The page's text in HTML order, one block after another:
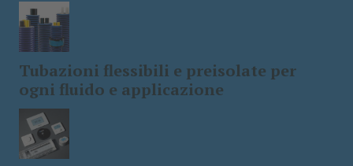
Tubazioni flessibili e preisolate per
ogni fluido e applicazione